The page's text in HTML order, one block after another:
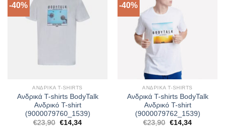
-40%
ΑΝΔΡΙΚΆ T-SHIRTS
Ανδρικά T-shirts BodyTalk
Ανδρικό T-shirt
(9000079760_1539)
€23,90 Original
€14,34Η
-40%
ΑΝΔΡΙΚΆ T-SHIRTS
Ανδρικά T-shirts BodyTalk
Ανδρικό T-shirt
(9000079762_1539)
€23,90 Original
€14,34Η